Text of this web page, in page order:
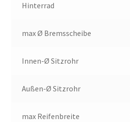
Hinterrad
max Ø Bremsscheibe
Innen-Ø Sitzrohr
Außen-Ø Sitzrohr
max Reifenbreite